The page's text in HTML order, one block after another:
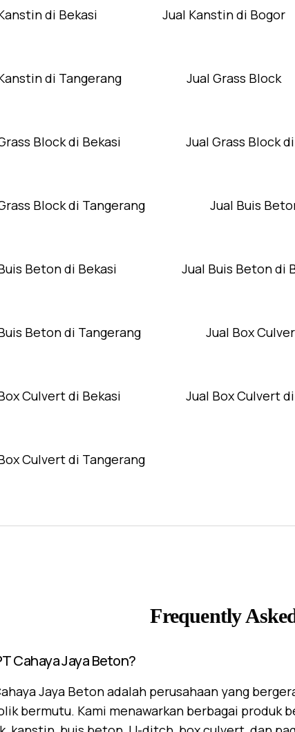
di Bekasi Jual Kanstin di Bogor
di Tangerang Jual Grass Block
Block di Bekasi Jual Grass Block
Block di Tangerang Jual Buis
Beton di Bekasi Jual Buis Beton di
Beton di Tangerang Jual Box
Culvert di Bekasi Jual Box Culvert
Culvert di Tangerang
Frequently
Cahaya Jaya Beton?
Jaya Beton adalah perusahaan yang
bermutu. Kami menawarkan berbagai produk